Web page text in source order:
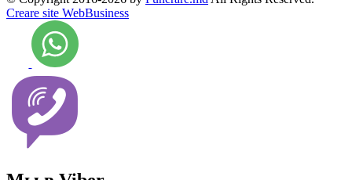
Creare site WebBusiness